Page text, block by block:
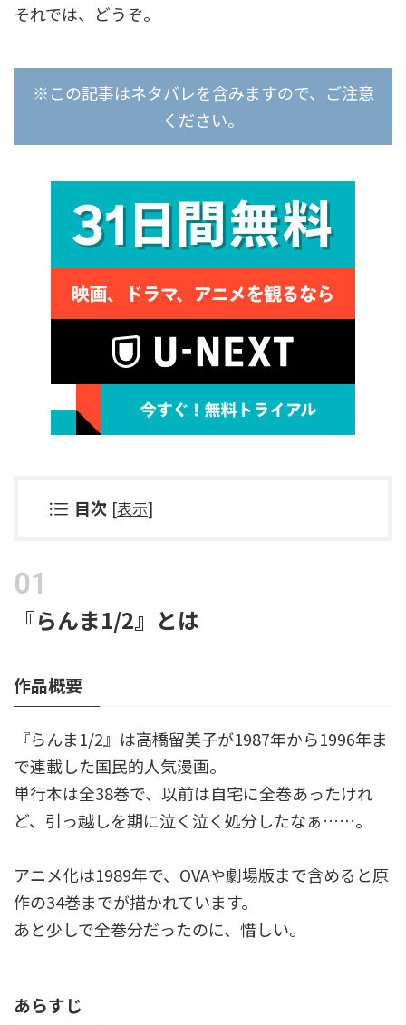
それでは、どうぞ。
※この記事はネタバレを含みますので、ご注意
ください。
目次 [表示]
『らんま1/2』とは
作品概要
『らんま1/2』は高橋留美子が1987年から1996年ま
で連載した国民的人気漫画。
単行本は全38巻で、以前は自宅に全巻あったけれ
ど、引っ越しを期に泣く泣く処分したなぁ……。
アニメ化は1989年で、OVAや劇場版まで含めると原
作の34巻までが描かれています。
あと少しで全巻分だったのに、惜しい。
あらすじ